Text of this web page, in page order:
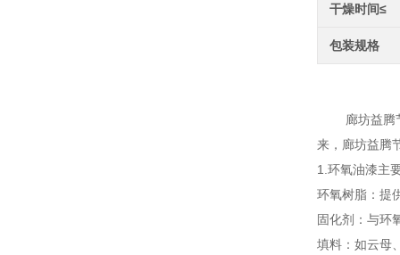
干燥时间≤
包装规格
廊坊益腾节
来，廊坊益腾
1.环氧油漆主
环氧树脂：提
固化剂：与环
填料：如云母